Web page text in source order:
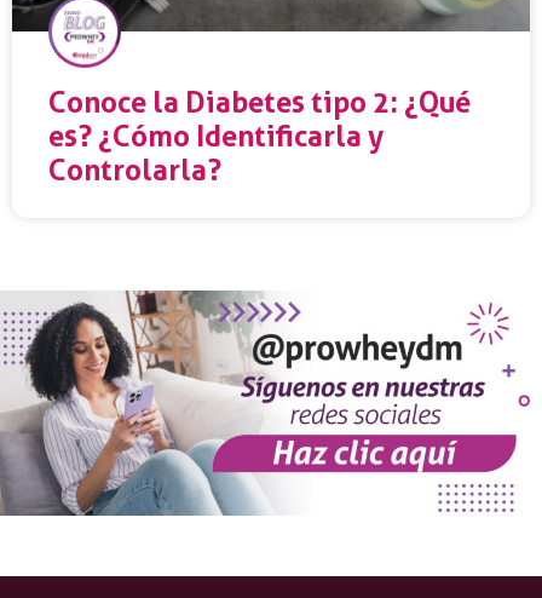
Conoce la Diabetes tipo 2: ¿Qué
es? ¿Cómo Identificarla y
Controlarla?